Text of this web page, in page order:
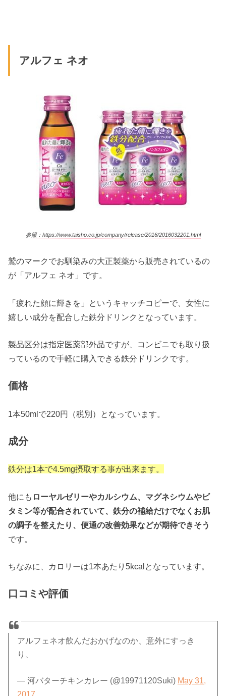
アルフェ ネオ
参照：https://www.taisho.co.jp/company/release/2016/2016032201.html
鷲のマークでお馴染みの大正製薬から販売されているの
が「アルフェ ネオ」です。
「疲れた顔に輝きを」というキャッチコピーで、女性に
嬉しい成分を配合した鉄分ドリンクとなっています。
製品区分は指定医薬部外品ですが、コンビニでも取り扱
っているので手軽に購入できる鉄分ドリンクです。
価格
1本50mlで220円（税別）となっています。
成分
鉄分は1本で4.5mg摂取する事が出来ます。
他にも ローヤルゼリーやカルシウム、マグネシウムやビ
タミン等が配合されていて、鉄分の補給だけでなくお肌
の調子を整えたり、便通の改善効果などが期待できそう
です。
ちなみに、カロリーは1本あたり5kcalとなっています。
口コミや評価
アルフェネオ飲んだおかげなのか、意外にすっき
り、
— 河バターチキンカレー (@19971120Suki) May 31,